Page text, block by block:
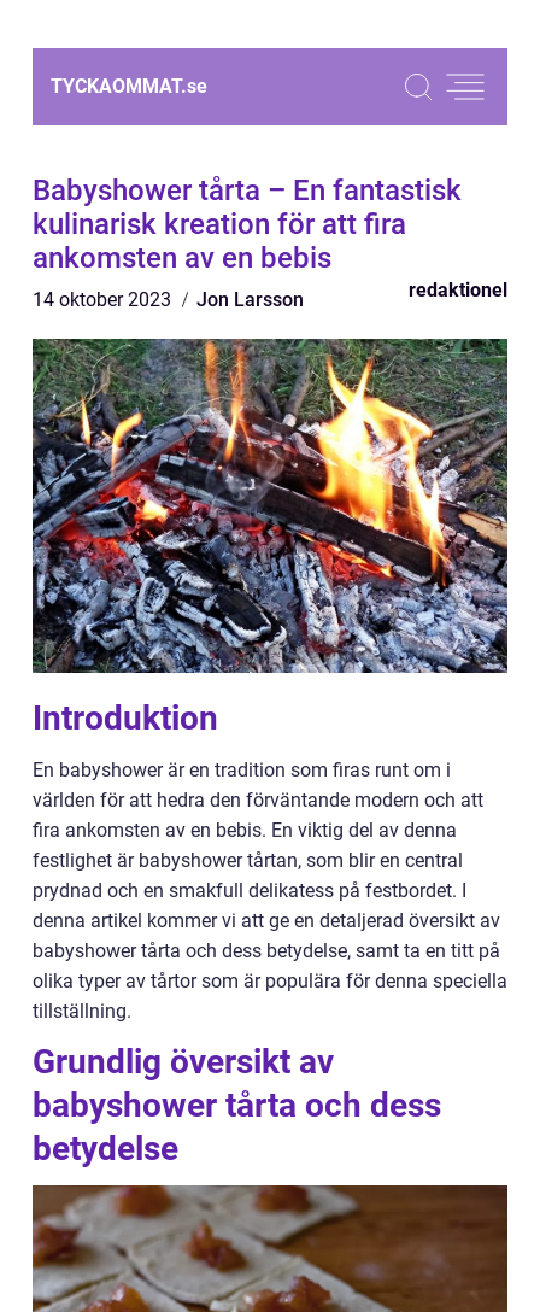
TYCKAOMMAT.se
Babyshower tårta – En fantastisk
kulinarisk kreation för att fira
ankomsten av en bebis
14 oktober 2023 Jon Larsson redaktionel
Introduktion
En babyshower är en tradition som firas runt om i
världen för att hedra den förväntande modern och att
fira ankomsten av en bebis. En viktig del av denna
festlighet är babyshower tårtan, som blir en central
prydnad och en smakfull delikatess på festbordet. I
denna artikel kommer vi att ge en detaljerad översikt av
babyshower tårta och dess betydelse, samt ta en titt på
olika typer av tårtor som är populära för denna speciella
tillställning.
Grundlig översikt av
babyshower tårta och dess
betydelse